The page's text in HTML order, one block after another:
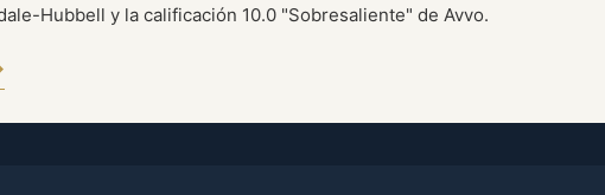
Hubbell y la calificación 10.0 "Sobresaliente" de Avvo.